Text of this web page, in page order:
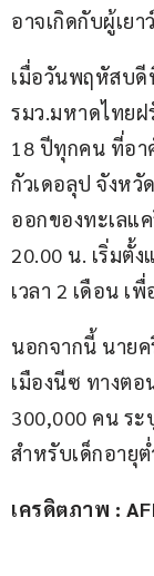
อาจเกิดกับผู้เย
เมื่อวันพฤหัสบดี
รมว.มหาดไทยฝ
18 ปีทุกคน ที่อา
กัวเดอลุป จังหวั
ออกของทะเลแ
20.00 น. เริ่มตั้
เวลา 2 เดือน เ
นอกจากนี้ นายค
เมืองนีซ ทางตอ
300,000 คน ระ
สำหรับเด็กอายุ
เครดิตภาพ :